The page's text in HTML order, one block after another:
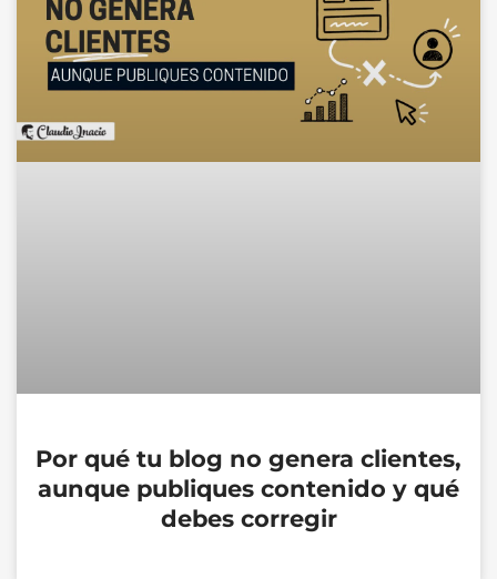
Por qué tu blog no genera clientes,
aunque publiques contenido y qué
debes corregir